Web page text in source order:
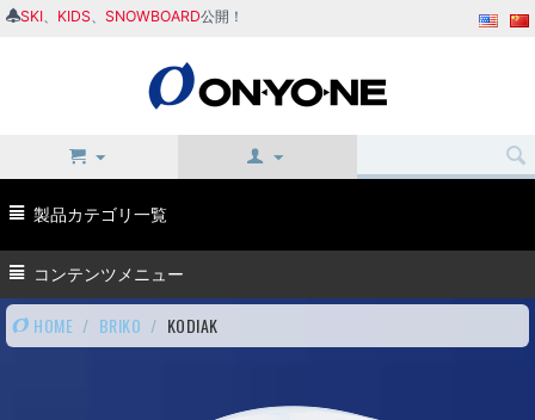
SKI KIDS SNOWBOARD公開！
製品カテゴリ一覧
コンテンツメニュー
HOME / BRIKO / KODIAK